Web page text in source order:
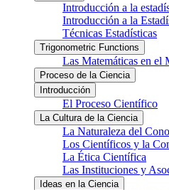
Introducción a la
Introducción a la
Técnicas Estadísticas
Trigonometric Functions
Las Matemáticas en el
Proceso de la Ciencia
Introducción
El Proceso Científico
La Cultura de la Ciencia
La Naturaleza del
Los Científicos y la
La Ética Científica
Las Instituciones y
Ideas en la Ciencia